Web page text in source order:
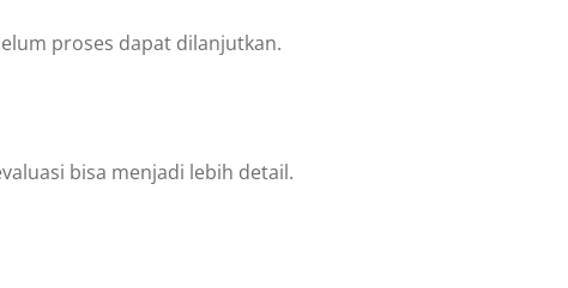
proses dapat dilanjutkan.
bisa menjadi lebih detail.